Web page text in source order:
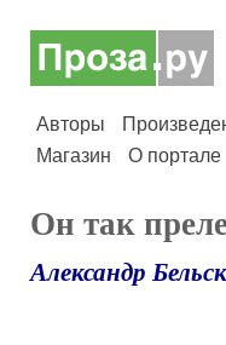
Авторы
Магазин
О портале
Он так
Александр